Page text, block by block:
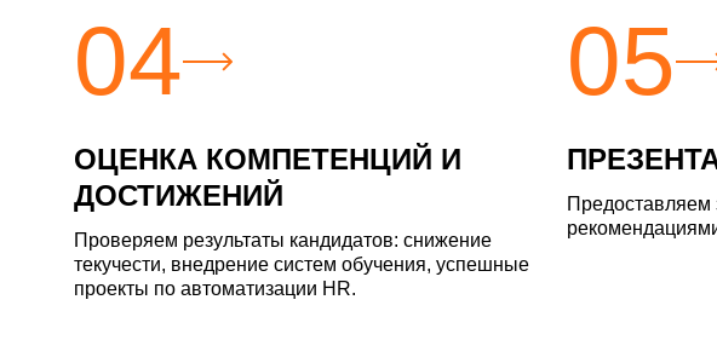
04
ОЦЕНКА КОМПЕТЕНЦИЙ И
ДОСТИЖЕНИЙ
Проверяем результаты кандидатов: снижение
текучести, внедрение систем обучения, успешные
проекты по автоматизации HR.
05
Предоставляем
Задайте свой вопрос